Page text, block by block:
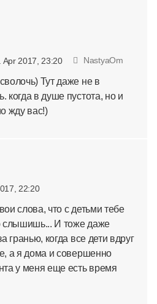
Apr 2017, 23:20 NastyaOm
Тут даже не в
когда в душе пустота, но и
жду вас!)
22:20
слова, что с детьми тебе
слышишь... И тоже даже
гранью, когда все дети вдруг
а я дома и совершенно
у меня еще есть время